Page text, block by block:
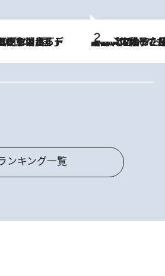
2026.8.5
【阿川佐和子さんの年とる力】なぜ70代で始めた趣味は“こんなに楽しい”のか？ ピアノ、俳句…スランプに陥っても続けられる“ある秘訣”とは
ンキング一覧